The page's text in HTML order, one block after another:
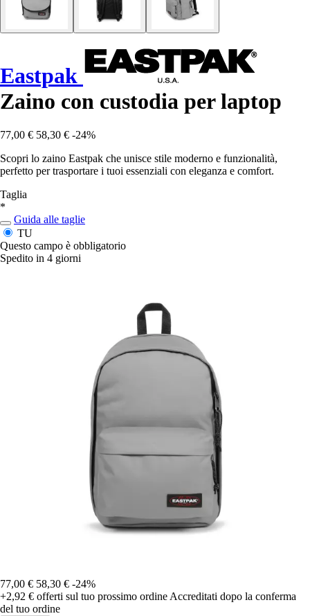
Eastpak
Zaino con custodia per laptop
77,00 € 58,30 € -24%
Scopri lo zaino Eastpak che unisce stile moderno e funzionalità,
perfetto per trasportare i tuoi essenziali con eleganza e comfort.
Taglia
*
Guida alle taglie
TU
Questo campo è obbligatorio
Spedito in 4 giorni
77,00 € 58,30 € -24%
+2,92 € offerti sul tuo prossimo ordine Accreditati dopo la conferma
del tuo ordine